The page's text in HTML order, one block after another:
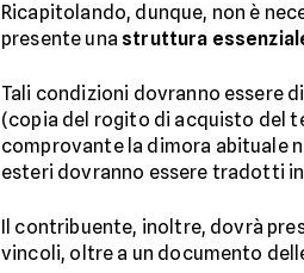
Ricapitolando, dunque, non è
presente una struttura
Tali condizioni dovranno essere
(copia del rogito di acquisto del
comprovante la dimora abituale
esteri dovranno essere tradotti
Il contribuente, inoltre, dovrà
vincoli, oltre a un documento